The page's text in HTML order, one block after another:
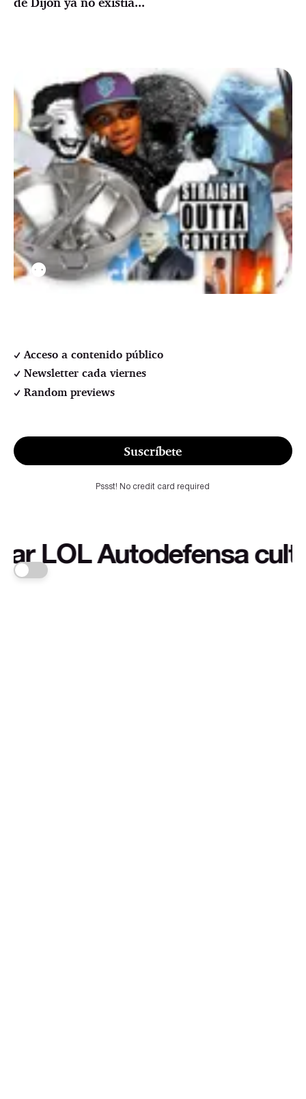
⚉
Acceso a contenido público
Newsletter cada viernes
Random previews
Suscríbete
Pssst! No credit card required
Autodefensa